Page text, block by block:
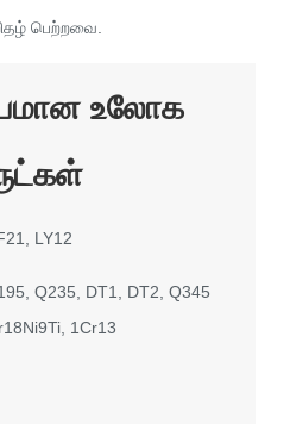
பெற்றவை.
உலோக
LY12
Q235, DT1, DT2, Q345
1Cr13